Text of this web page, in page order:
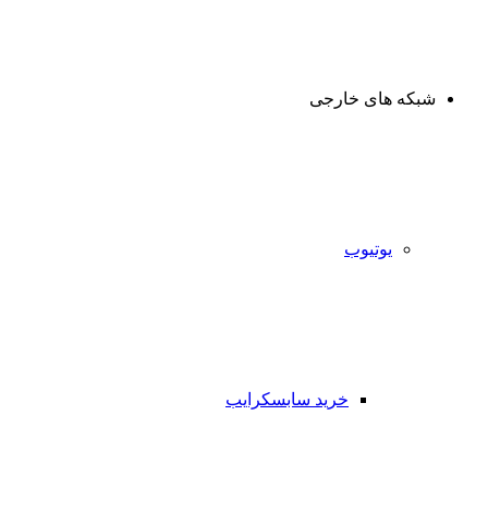
شبکه های خارجی
یوتیوب
خرید سابسکرایب